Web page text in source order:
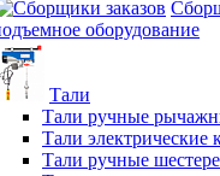
оборудование
Тали
Тали ручные
Тали электрические
Тали ручные